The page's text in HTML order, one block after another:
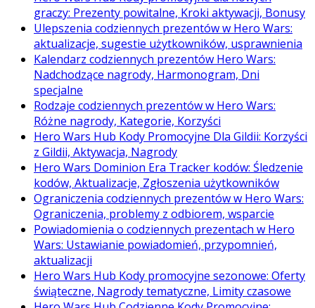
graczy: Prezenty powitalne, Kroki aktywacji, Bonusy
Ulepszenia codziennych prezentów w Hero Wars:
aktualizacje, sugestie użytkowników, usprawnienia
Kalendarz codziennych prezentów Hero Wars:
Nadchodzące nagrody, Harmonogram, Dni
specjalne
Rodzaje codziennych prezentów w Hero Wars:
Różne nagrody, Kategorie, Korzyści
Hero Wars Hub Kody Promocyjne Dla Gildii: Korzyści
z Gildii, Aktywacja, Nagrody
Hero Wars Dominion Era Tracker kodów: Śledzenie
kodów, Aktualizacje, Zgłoszenia użytkowników
Ograniczenia codziennych prezentów w Hero Wars:
Ograniczenia, problemy z odbiorem, wsparcie
Powiadomienia o codziennych prezentach w Hero
Wars: Ustawianie powiadomień, przypomnień,
aktualizacji
Hero Wars Hub Kody promocyjne sezonowe: Oferty
świąteczne, Nagrody tematyczne, Limity czasowe